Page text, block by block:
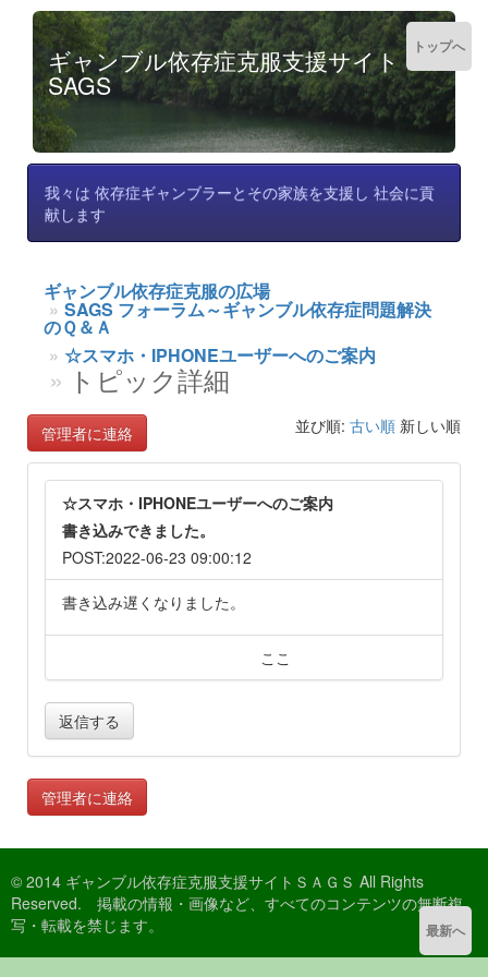
ギャンブル依存症克服支援サイト
SAGS
我々は 依存症ギャンブラーとその家族を支援し 社会に貢
献します
ギャンブル依存症克服の広場
SAGS フォーラム～ギャンブル依存症問題解決
のＱ＆Ａ
☆スマホ・IPHONEユーザーへのご案内
トピック詳細
管理者に連絡 並び順: 古い順 新しい順
☆スマホ・IPHONEユーザーへのご案内
書き込みできました。
POST:2022-06-23 09:00:12
書き込み遅くなりました。
ここ
返信する
管理者に連絡
トップへ
最新へ
© 2014 ギャンブル依存症克服支援サイトＳＡＧＳ All Rights
Reserved. 掲載の情報・画像など、すべてのコンテンツの無断複
写・転載を禁じます。